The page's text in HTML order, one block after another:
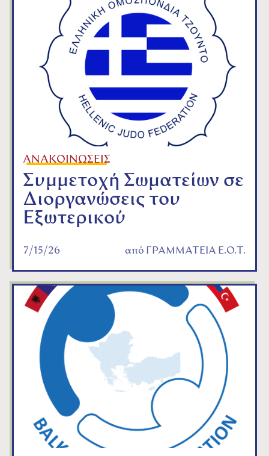
ΑΝΑΚΟΙΝΩΣΕΙΣ
Συμμετοχή Σωματείων σε
Διοργανώσεις του
Εξωτερικού
7/15/26 από ΓΡΑΜΜΑΤΕΙΑ Ε.Ο.Τ.